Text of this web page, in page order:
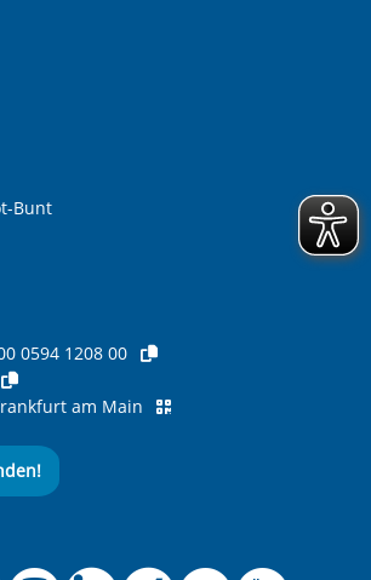
Bunt
0594 1208 00
am Main